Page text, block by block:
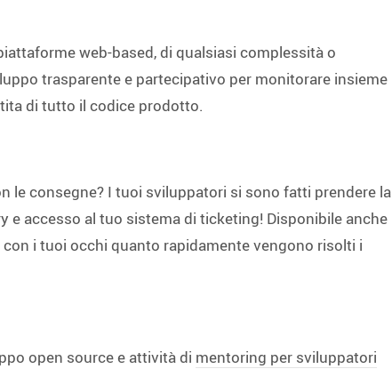
web-based, di qualsiasi complessità o
trasparente e partecipativo per monitorare insieme
di tutto il codice prodotto.
le consegne? I tuoi sviluppatori si sono fatti prendere la
e accesso al tuo sistema di ticketing! Disponibile anche
i tuoi occhi quanto rapidamente vengono risolti i
open source e attività di mentoring per sviluppatori